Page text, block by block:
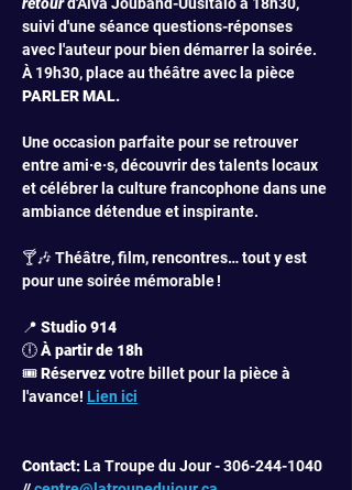
suivi d'une séance questions-réponses
avec l'auteur pour bien démarrer la soirée.
À 19h30, place au théâtre avec la pièce
PARLER MAL.
Une occasion parfaite pour se retrouver
entre ami·e·s, découvrir des talents locaux
et célébrer la culture francophone dans une
ambiance détendue et inspirante.
🍸🎶 Théâtre, film, rencontres… tout y est
pour une soirée mémorable !
📍 Studio 914
🕕 À partir de 18h
🎟️ Réservez votre billet pour la pièce à
l'avance! Lien ici
Contact: La Troupe du Jour - 306-244-1040